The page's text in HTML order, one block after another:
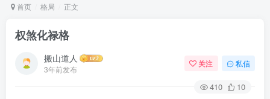
首页 格局 正文
权煞化禄格
搬山道人
3年前发布
关注 私信
410 10